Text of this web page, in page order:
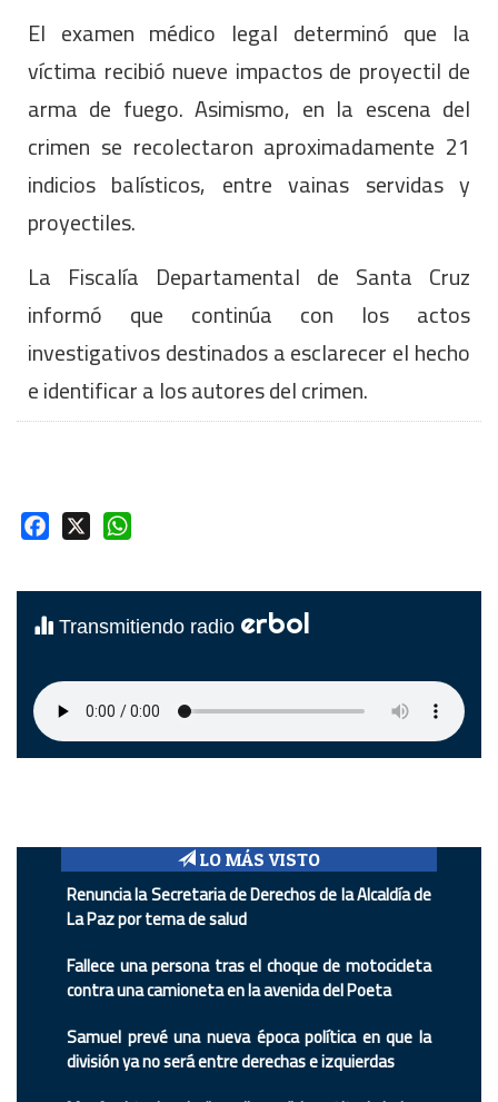
El examen médico legal determinó que la
víctima recibió nueve impactos de proyectil de
arma de fuego. Asimismo, en la escena del
crimen se recolectaron aproximadamente 21
indicios balísticos, entre vainas servidas y
proyectiles.
La Fiscalía Departamental de Santa Cruz
informó que continúa con los actos
investigativos destinados a esclarecer el hecho
e identificar a los autores del crimen.
Facebook
Transmitiendo radio erbol
LO MÁS VISTO
Renuncia la Secretaria de Derechos de la Alcaldía de
La Paz por tema de salud
Fallece una persona tras el choque de motocicleta
contra una camioneta en la avenida del Poeta
Samuel prevé una nueva época política en que la
división ya no será entre derechas e izquierdas